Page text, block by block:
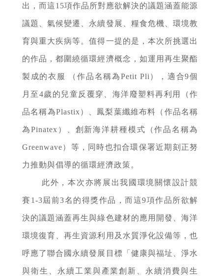
出，而這15項作品所對應欲解決的議題涵蓋能源
議題、氣候變遷、永續發展、糧食危機、環境教
育與重大疾病等。值得一提的是，本次所挑選出
的作品，都圍繞循環經濟概念，如運用再生聚酯
製成的衣服 （作品名稱為Petit Pli），適合9個
月至4歲的兒童反覆穿、海洋廢塑料再利用（作
品名稱為Plastix）、鳳梨葉纖維布料（作品名稱
為Pinatex）、創新海洋耕種模式（作品名稱為
Greenwave）等，同時也扣合環保署近期刻正努
力推動與倡導的循環經濟政策。
此外，本次亦將展出我國環境關懷設計競
賽1-3屆前3名的得獎作品，而這9項作品所欲解
決的議題涵蓋再生與綠色建材的應用開發、海洋
環境復育、再生資源利用及水質淨化設備等，也
呼應了聯合國永續發展目標「健康與福址、淨水
與衛生、永續工業與產業創新、永續消費與生